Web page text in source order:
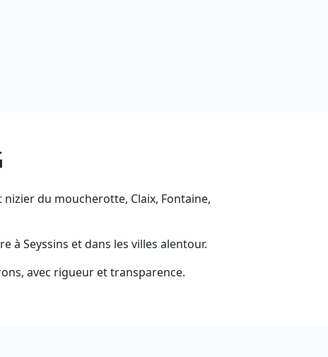
nizier du moucherotte, Claix, Fontaine,
à Seyssins et dans les villes alentour.
avec rigueur et transparence.